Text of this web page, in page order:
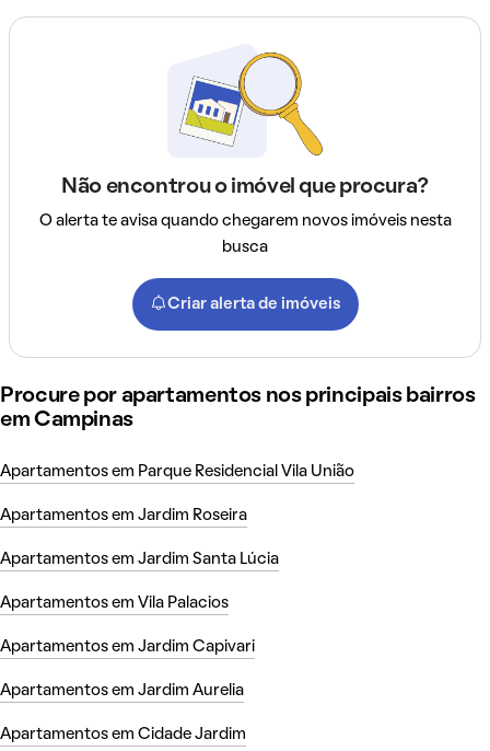
Não encontrou o imóvel que procura?
O alerta te avisa quando chegarem novos imóveis nesta
busca
Criar alerta de imóveis
Procure por apartamentos nos principais bairros
em Campinas
Apartamentos em Parque Residencial Vila União
Apartamentos em Jardim Roseira
Apartamentos em Jardim Santa Lúcia
Apartamentos em Vila Palacios
Apartamentos em Jardim Capivari
Apartamentos em Jardim Aurelia
Apartamentos em Cidade Jardim